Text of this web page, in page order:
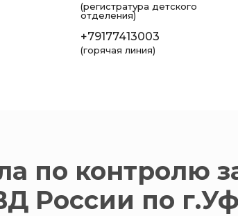
(регистратура детского
отделения)
+79177413003
(горячая линия)
по контролю
России по